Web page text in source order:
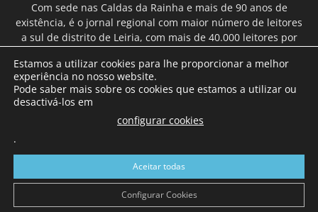
Com sede nas Caldas da Rainha e mais de 90 anos de
existência, é o jornal regional com maior número de leitores
a sul de distrito de Leiria, com mais de 40.000 leitores por
Continental e assinatura online.
SIGA-NOS
© Gazeta das Caldas - 2026
Estamos a utilizar cookies para lhe proporcionar a melhor
experiência no nosso website.
Pode saber mais sobre os cookies que estamos a utilizar ou
desactivá-los em
configurar cookies
.
Aceitar todas
Configurar Cookies